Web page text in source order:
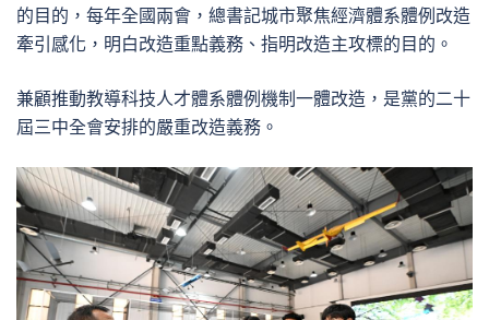
的目的，每年全國兩會，總書記城市聚焦經濟體系體例改造
牽引感化，明白改造重點義務、指明改造主攻標的目的。
兼顧推動教導科技人才體系體例機制一體改造，是黨的二十
屆三中全會安排的嚴重改造義務。